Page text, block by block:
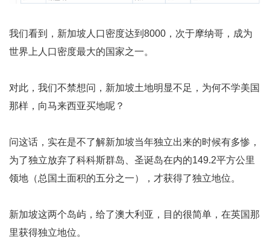
我们看到，新加坡人口密度达到8000，次于摩纳哥，成为
世界上人口密度最大的国家之一。
对此，我们不禁想问，新加坡土地明显不足，为何不学美国
那样，向马来西亚买地呢？
问这话，实在是不了解新加坡当年独立出来的时候有多惨，
为了独立放弃了科科斯群岛、圣诞岛在内的149.2平方公里
领地（总国土面积的五分之一），才获得了独立地位。
新加坡这两个岛屿，给了澳大利亚，目的很简单，在英国那
里获得独立地位。